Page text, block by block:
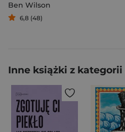
Ben Wilson
6,8 (48)
Inne książki z kategorii